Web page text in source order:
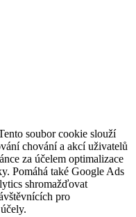
soubor cookie slouží
chování a akcí uživatelů
za účelem optimalizace
Pomáhá také Google Ads
shromažďovat
pro